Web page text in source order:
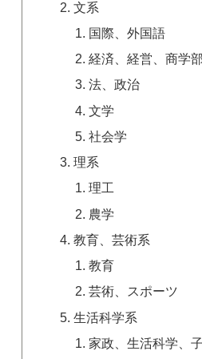
文系
国際、外国語
経済、経営、商学部
法、政治
文学
社会学
理系
理工
農学
教育、芸術系
教育
芸術、スポーツ
生活科学系
家政、生活科学、